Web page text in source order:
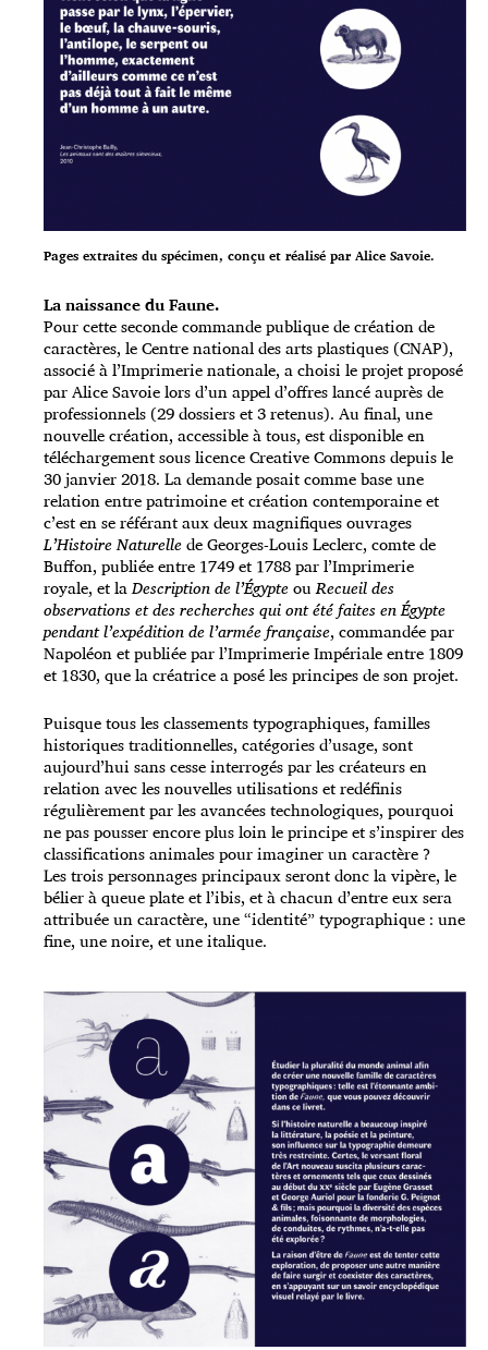
Pages extraites du spécimen, conçu et réalisé par Alice Savoie.
La naissance du Faune.
Pour cette seconde commande publique de création de
caractères, le Centre national des arts plastiques (CNAP),
associé à l’Imprimerie nationale, a choisi le projet proposé
par Alice Savoie lors d’un appel d’offres lancé auprès de
professionnels (29 dossiers et 3 retenus). Au final, une
nouvelle création, accessible à tous, est disponible en
téléchargement sous licence Creative Commons depuis le
30 janvier 2018. La demande posait comme base une
relation entre patrimoine et création contemporaine et
c’est en se référant aux deux magnifiques ouvrages
L’Histoire Naturellede Georges-Louis Leclerc, comte de
Buffon, publiée entre 1749 et 1788 par l’Imprimerie
royale, et laDescription de l’ÉgypteouRecueil des
observations et des recherches qui ont été faites en Égypte
pendant l’expédition de l’armée française, commandée par
Napoléon et publiée par l’Imprimerie Impériale entre 1809
et 1830, que la créatrice a posé les principes de son projet.
Puisque tous les classements typographiques, familles
historiques traditionnelles, catégories d’usage, sont
aujourd’hui sans cesse interrogés par les créateurs en
relation avec les nouvelles utilisations et redéfinis
régulièrement par les avancées technologiques, pourquoi
ne pas pousser encore plus loin le principe et s’inspirer des
classifications animales pour imaginer un caractère ?
Les trois personnages principaux seront donc la vipère, le
bélier à queue plate et l’ibis, et à chacun d’entre eux sera
attribuée un caractère, une “identité” typographique : une
fine, une noire, et une italique.